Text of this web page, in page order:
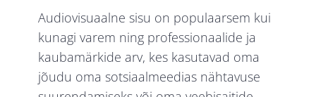
Audiovisuaalne sisu on populaarsem kui
kunagi varem ning professionaalide ja
kaubamärkide arv, kes kasutavad oma
jõudu oma sotsiaalmeedias nähtavuse